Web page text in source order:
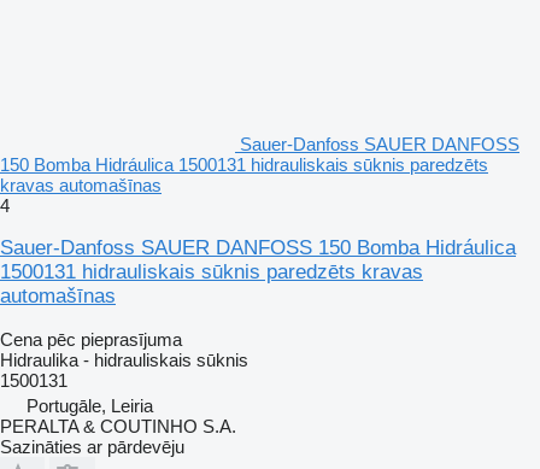
Sauer-Danfoss SAUER DANFOSS
150 Bomba Hidráulica 1500131 hidrauliskais sūknis paredzēts
kravas automašīnas
4
Sauer-Danfoss SAUER DANFOSS 150 Bomba Hidráulica
1500131 hidrauliskais sūknis paredzēts kravas
automašīnas
Cena pēc pieprasījuma
Hidraulika - hidrauliskais sūknis
1500131
Portugāle, Leiria
PERALTA & COUTINHO S.A.
Sazināties ar pārdevēju